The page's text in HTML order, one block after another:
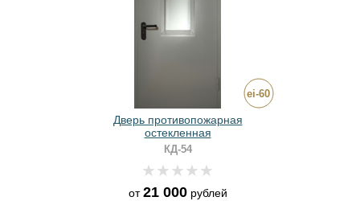
Дверь противопожарная
остекленная
КД-54
от21 000рублей